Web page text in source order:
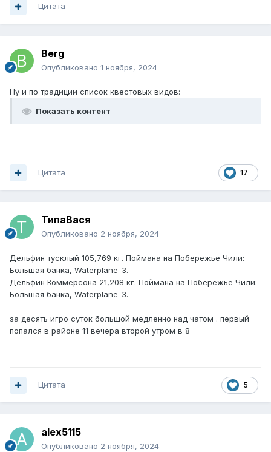
Цитата
Berg
Опубликовано 1 ноября, 2024
Ну и по традиции список квестовых видов:
Показать контент
17
Цитата
ТипаВася
Опубликовано 2 ноября, 2024
Дельфин тусклый 105,769 кг. Поймана на Побережье Чили:
Большая банка, Waterplane-3.
Дельфин Коммерсона 21,208 кг. Поймана на Побережье Чили:
Большая банка, Waterplane-3.
за десять игро суток большой медленно над чатом . первый
попался в районе 11 вечера второй утром в 8
5
Цитата
alex5115
Опубликовано 2 ноября, 2024